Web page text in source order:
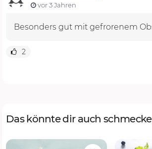
vor 3 Jahren
Besonders gut mit gefrorenem
2
Das könnte dir auch